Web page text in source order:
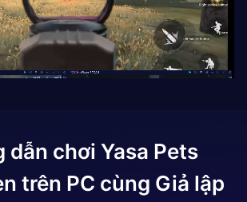
dẫn chơi Yasa Pets
trên PC cùng Giả lập